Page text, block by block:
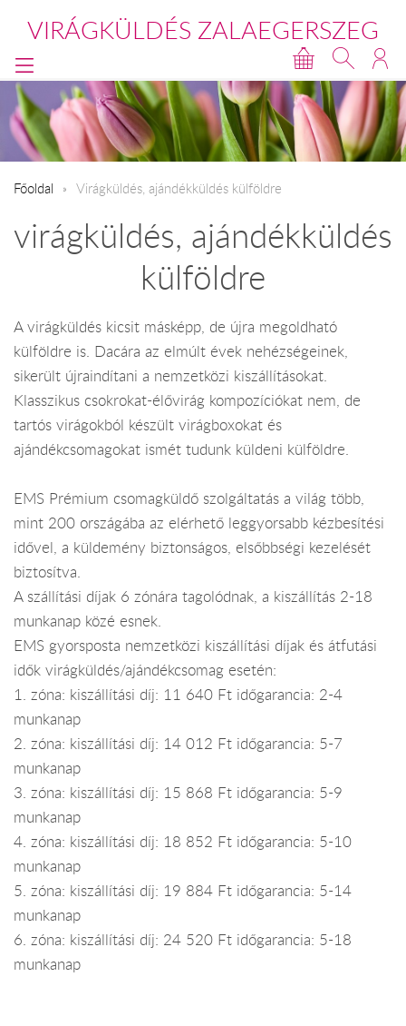
VIRÁGKÜLDÉS ZALAEGERSZEG
Főoldal Virágküldés, ajándékküldés külföldre
virágküldés, ajándékküldés
külföldre
A virágküldés kicsit másképp, de újra megoldható
külföldre is. Dacára az elmúlt évek nehézségeinek,
sikerült újraindítani a nemzetközi kiszállításokat.
Klasszikus csokrokat-élővirág kompozíciókat nem, de
tartós virágokból készült virágboxokat és
ajándékcsomagokat ismét tudunk küldeni külföldre.
EMS Prémium csomagküldő szolgáltatás a világ több,
mint 200 országába az elérhető leggyorsabb kézbesítési
idővel, a küldemény biztonságos, elsőbbségi kezelését
biztosítva.
A szállítási díjak 6 zónára tagolódnak, a kiszállítás 2-18
munkanap közé esnek.
EMS gyorsposta nemzetközi kiszállítási díjak és átfutási
idők virágküldés/ajándékcsomag esetén:
1. zóna: kiszállítási díj: 11 640 Ft időgarancia: 2-4
munkanap
2. zóna: kiszállítási díj: 14 012 Ft időgarancia: 5-7
munkanap
3. zóna: kiszállítási díj: 15 868 Ft időgarancia: 5-9
munkanap
4. zóna: kiszállítási díj: 18 852 Ft időgarancia: 5-10
munkanap
5. zóna: kiszállítási díj: 19 884 Ft időgarancia: 5-14
munkanap
6. zóna: kiszállítási díj: 24 520 Ft időgarancia: 5-18
munkanap